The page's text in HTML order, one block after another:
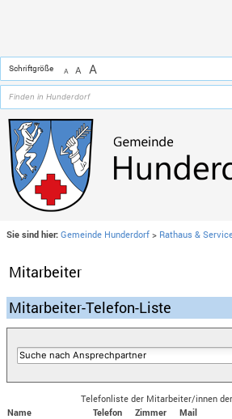
Schriftgröße A A A
Sie sind hier: Gemeinde Hunderdorf > Rathaus &
Mitarbeiter
Mitarbeiter-Telefon-Liste
Telefonliste der Mitarbeiter/innen
Name
Telefon Zimmer
Mail